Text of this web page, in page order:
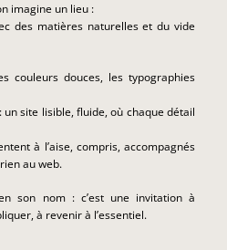
imagine un lieu :
des matières naturelles et du vide
couleurs douces, les typographies
: un site lisible, fluide, où chaque détail
à l’aise, compris, accompagnés
au web.
son nom : c’est une invitation à
à revenir à l’essentiel.